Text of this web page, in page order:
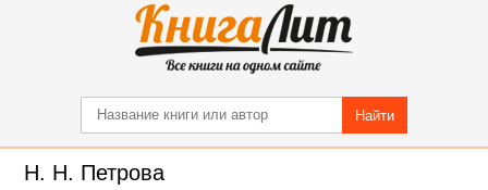
Найти
Н. Н. Петрова